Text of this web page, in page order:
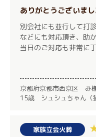
ありがとうございま
別会社にも並行して打
などにも対応頂き、助
当日のご対応も非常に
京都府京都市西京区 み
15歳 シュシュちゃん（
家族立会火葬